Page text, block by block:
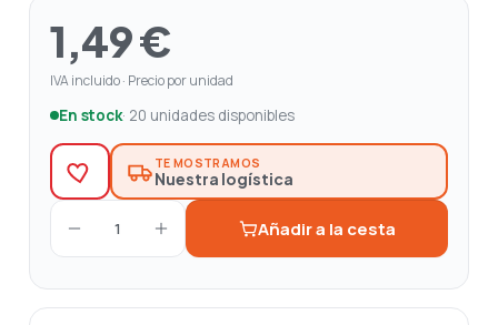
1,49 €
IVA incluido · Precio por unidad
En stock· 20 unidades disponibles
TE MOSTRAMOS
Nuestra logística
1 Añadir a la cesta